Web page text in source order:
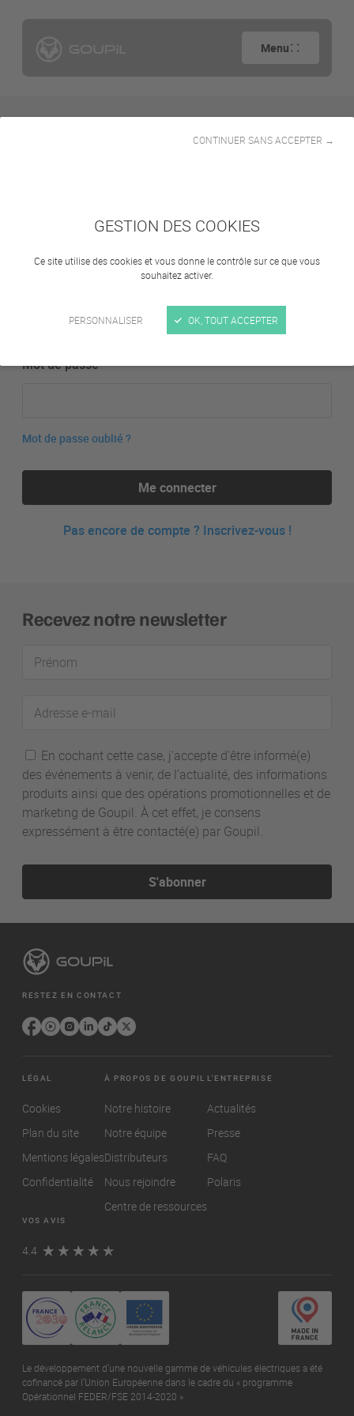
GESTION DES COOKIES
Ce site utilise des cookies et vous donne le contrôle sur ce que vous
souhaitez activer.
PERSONNALISER
CONTINUER SANS ACCEPTER →
OK, TOUT ACCEPTER
Menu
Connexion
Mot de passe
Mot de passe oublié ?
Me connecter
Pas encore de compte ? Inscrivez-vous !
Recevez notre newsletter
Prénom
Adresse
En cochant cette case, j'accepte d'être informé(e)
des événements à venir, de l’actualité, des informations
produits ainsi que des opérations promotionnelles et de
marketing de Goupil. À cet effet, je consens
expressément à être contacté(e) par Goupil.
S'abonner
RESTEZ EN CONTACT
LÉGAL
Cookies
Plan du site
Mentions légales
Confidentialité
À PROPOS DE GOUPIL
Notre histoire
Notre équipe
Distributeurs
Nous rejoindre
Centre de ressources
L'ENTREPRISE
Actualités
Presse
FAQ
Polaris
VOS AVIS
4.4
Le développement d’une nouvelle gamme de véhicules électriques a été
cofinancé par l’Union Européenne dans le cadre du « programme
Opérationnel FEDER/FSE 2014-2020 »